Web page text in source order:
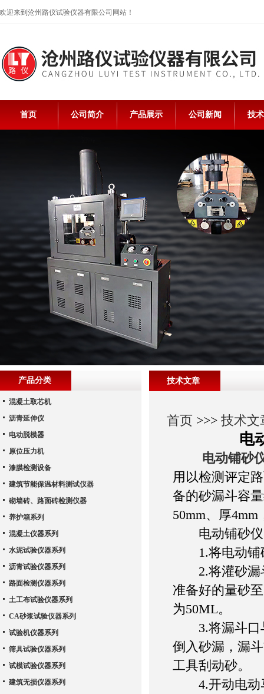
欢迎来到沧州路仪试验仪器有限公司网站！
首页 公司简介 产品展示 公司新闻 技
技术文章
首页 >>> 技术文
电
电动铺砂
用以检测评定
备的砂漏斗容
50mm、厚
电动铺砂仪
1.将电动铺砂
2.将灌砂漏斗
准备好的量砂
为50ML。
3.将漏斗口与
倒入砂漏，漏
工具刮动砂。
4.开动电动马
产品分类
混凝土取芯机
沥青延伸仪
电动脱模器
原位压力机
漆膜检测设备
建筑节能保温材料测试仪器
砌墙砖、路面砖检测仪器
养护箱系列
混凝土仪器系列
水泥试验仪器系列
沥青试验仪器系列
路面检测仪器系列
土工布试验仪器系列
CA砂浆试验仪器系列
试验机仪器系列
筛具试验仪器系列
试模试验仪器系列
建筑无损仪器系列